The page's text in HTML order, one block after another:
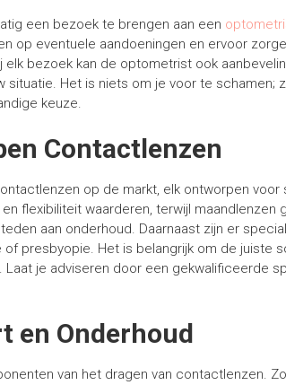
een bezoek te brengen aan een
op eventuele aandoeningen en ervoor
bezoek kan de optometrist ook
Het is niets om je voor te schamen;
keuze.
Contactlenzen
op de markt, elk ontworpen
flexibiliteit waarderen, terwijl maandlenzen
aan onderhoud. Daarnaast zijn er
presbyopie. Het is belangrijk om de juiste
je adviseren door een gekwalificeerde
en Onderhoud
van het dragen van contactlenzen.